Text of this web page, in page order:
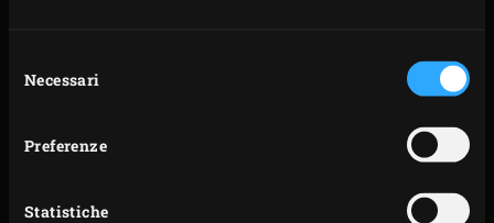
delNecessari
Preferenze
Statistiche